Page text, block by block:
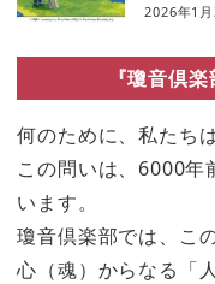
2026年1
『瓊音倶
何のために、私たち
この問いは、6000年
います。
瓊音倶楽部では、こ
心（魂）からなる「